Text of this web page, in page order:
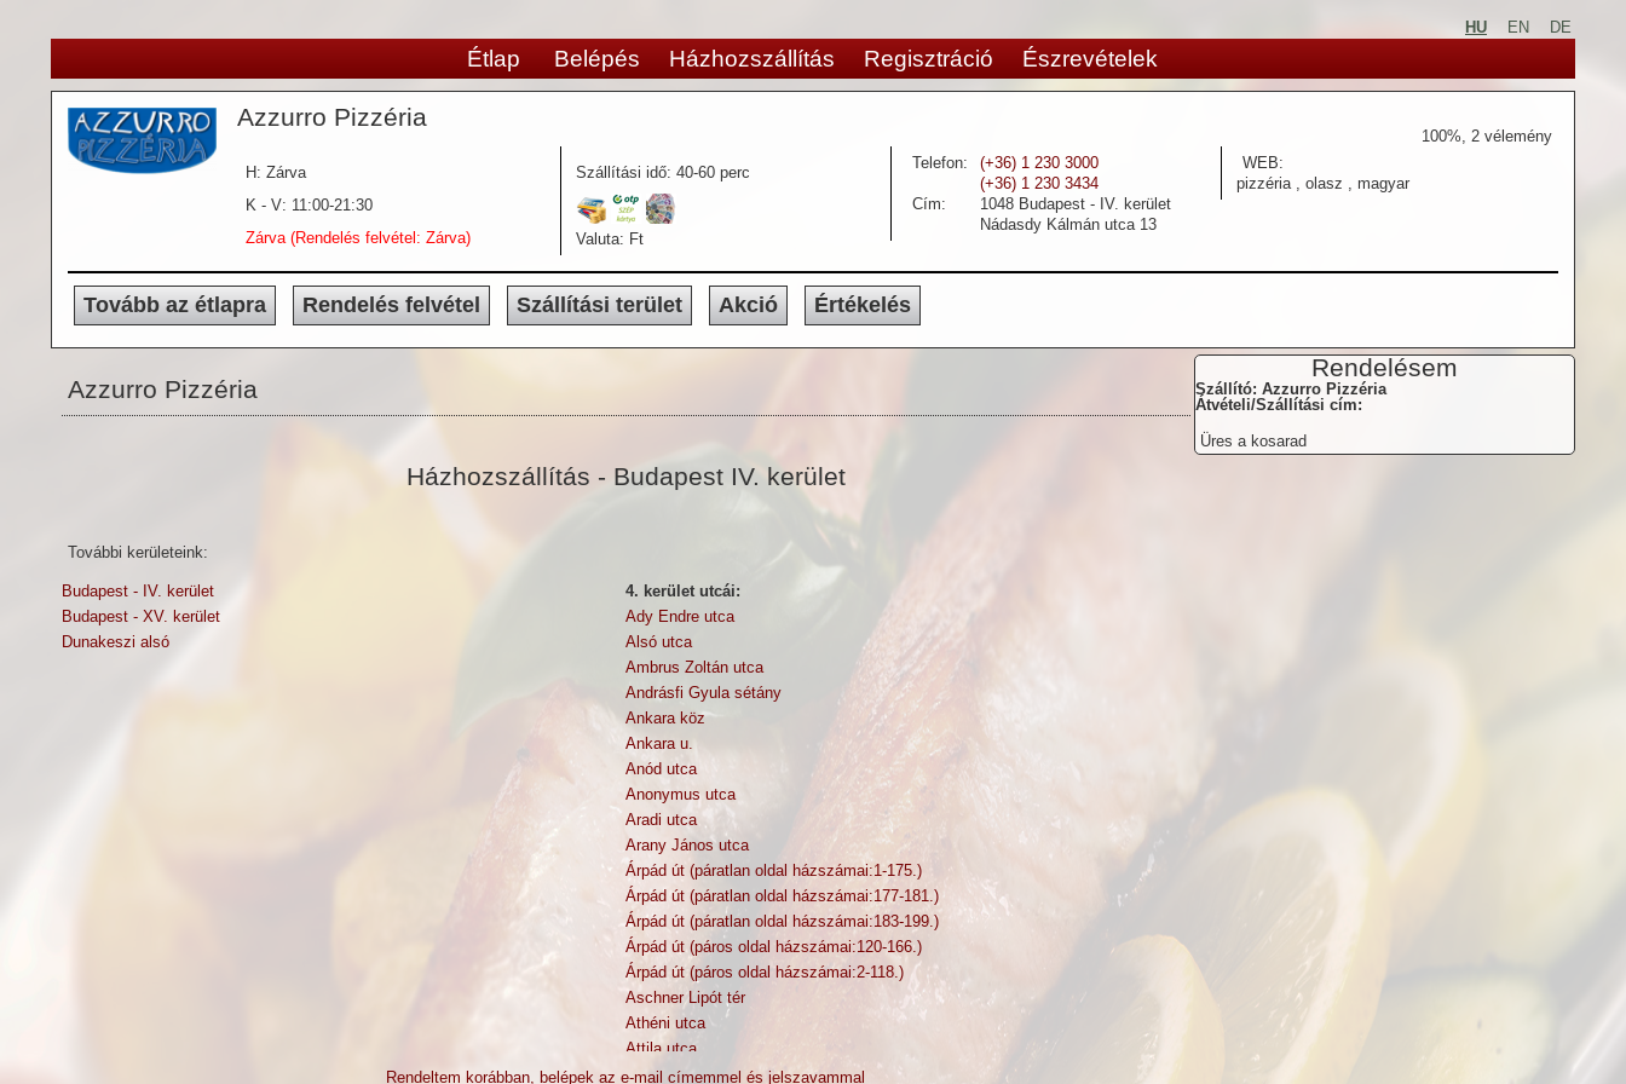
HU EN DE
Étlap Belépés Házhozszállítás Regisztráció Észrevételek
Azzurro Pizzéria
100%,2 vélemény
H: Zárva
K - V: 11:00-21:30
Zárva (Rendelés felvétel: Zárva)
Szállítási idő:40-60 perc
Valuta: Ft
Telefon:
(+36) 1 230 3000
(+36) 1 230 3434
Cím:
1048 Budapest - IV. kerület
Nádasdy Kálmán utca 13
WEB:
pizzéria , olasz , magyar
Tovább az étlapra Rendelés felvétel Szállítási terület Akció Értékelés
Azzurro Pizzéria
Házhozszállítás - Budapest IV. kerület
További kerületeink:
Budapest - IV. kerület
Budapest - XV. kerület
Dunakeszi alsó
4. kerület utcái:
Ady Endre utca
Alsó utca
Ambrus Zoltán utca
Andrásfi Gyula sétány
Ankara köz
Ankara u.
Anód utca
Anonymus utca
Aradi utca
Arany János utca
Árpád út (páratlan oldal házszámai:1-175.)
Árpád út (páratlan oldal házszámai:177-181.)
Árpád út (páratlan oldal házszámai:183-199.)
Árpád út (páros oldal házszámai:120-166.)
Árpád út (páros oldal házszámai:2-118.)
Aschner Lipót tér
Athéni utca
Attila utca
Aulich utca
Rendeltem korábban, belépek az e-mail címemmel és jelszavammal
Rendelésem
Szállító: Azzurro Pizzéria
Átvételi/Szállítási cím:
Üres a kosarad